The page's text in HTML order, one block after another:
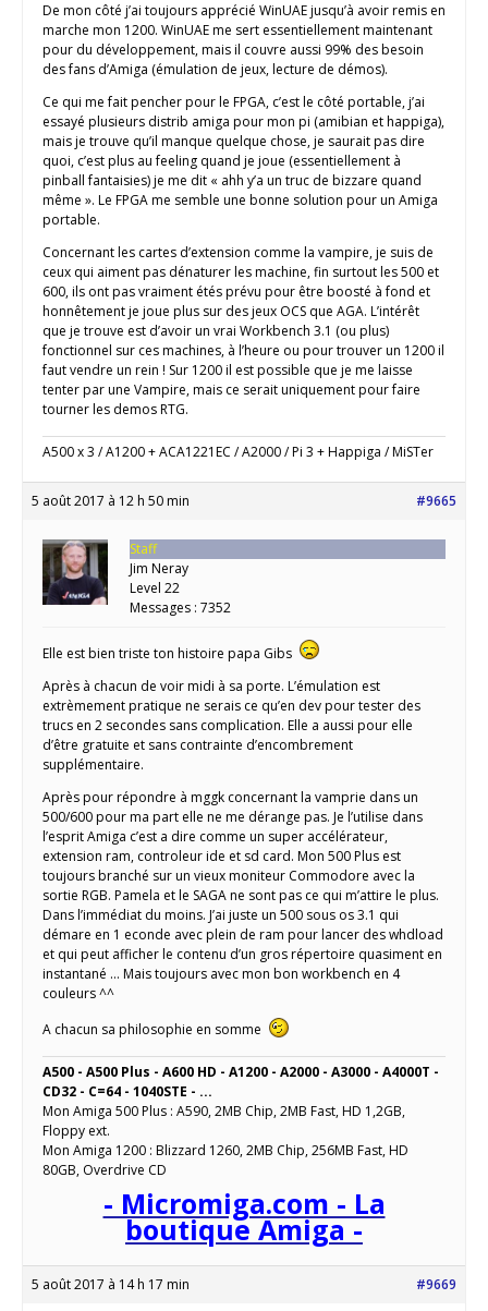
De mon côté j’ai toujours apprécié WinUAE jusqu’à avoir remis en
marche mon 1200. WinUAE me sert essentiellement maintenant
pour du développement, mais il couvre aussi 99% des besoin
des fans d’Amiga (émulation de jeux, lecture de démos).
Ce qui me fait pencher pour le FPGA, c’est le côté portable, j’ai
essayé plusieurs distrib amiga pour mon pi (amibian et happiga),
mais je trouve qu’il manque quelque chose, je saurait pas dire
quoi, c’est plus au feeling quand je joue (essentiellement à
pinball fantaisies) je me dit « ahh y’a un truc de bizzare quand
même ». Le FPGA me semble une bonne solution pour un Amiga
portable.
Concernant les cartes d’extension comme la vampire, je suis de
ceux qui aiment pas dénaturer les machine, fin surtout les 500 et
600, ils ont pas vraiment étés prévu pour être boosté à fond et
honnêtement je joue plus sur des jeux OCS que AGA. L’intérêt
que je trouve est d’avoir un vrai Workbench 3.1 (ou plus)
fonctionnel sur ces machines, à l’heure ou pour trouver un 1200 il
faut vendre un rein ! Sur 1200 il est possible que je me laisse
tenter par une Vampire, mais ce serait uniquement pour faire
tourner les demos RTG.
A500 x 3 / A1200 + ACA1221EC / A2000 / Pi 3 + Happiga / MiSTer
5 août 2017 à 12 h 50 min #9665
Staff
Jim Neray
Level 22
Messages : 7352
Elle est bien triste ton histoire papa Gibs
Après à chacun de voir midi à sa porte. L’émulation est
extrèmement pratique ne serais ce qu’en dev pour tester des
trucs en 2 secondes sans complication. Elle a aussi pour elle
d’être gratuite et sans contrainte d’encombrement
supplémentaire.
Après pour répondre à mggk concernant la vamprie dans un
500/600 pour ma part elle ne me dérange pas. Je l’utilise dans
l’esprit Amiga c’est a dire comme un super accélérateur,
extension ram, controleur ide et sd card. Mon 500 Plus est
toujours branché sur un vieux moniteur Commodore avec la
sortie RGB. Pamela et le SAGA ne sont pas ce qui m’attire le plus.
Dans l’immédiat du moins. J’ai juste un 500 sous os 3.1 qui
démare en 1 econde avec plein de ram pour lancer des whdload
et qui peut afficher le contenu d’un gros répertoire quasiment en
instantané … Mais toujours avec mon bon workbench en 4
couleurs ^^
A chacun sa philosophie en somme
A500 - A500 Plus - A600 HD - A1200 - A2000 - A3000 - A4000T -
CD32 - C=64 - 1040STE - ...
Mon Amiga 500 Plus : A590, 2MB Chip, 2MB Fast, HD 1,2GB,
Floppy ext.
Mon Amiga 1200 : Blizzard 1260, 2MB Chip, 256MB Fast, HD
80GB, Overdrive CD
- Micromiga.com - La
boutique Amiga -
5 août 2017 à 14 h 17 min #9669